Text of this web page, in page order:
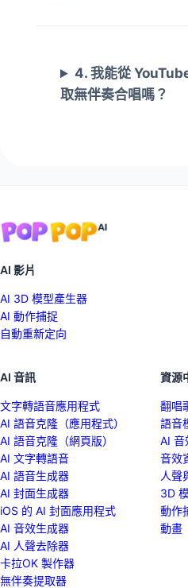
4. 我能從
取無伴奏合唱嗎？
AI 影片
AI 3D 模型產生器
AI 動作捕捉
自動重新定向
AI 音訊
文字轉語音應用程式
AI 語音克隆（應用程式）
AI 語音克隆（網頁版）
AI 文字轉語音
AI 語音生成器
AI 封面生成器
iOS 的 AI 封面應用程式
AI 音效生成器
AI 人聲去除器
卡拉OK 製作器
無伴奏提取器
資源
翻唱
語音
AI 音
音效
人聲
3D
動作
動畫